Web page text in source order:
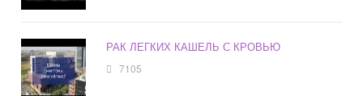
РАК ЛЕГКИХ КАШЕЛЬ С КРОВЬЮ
7105